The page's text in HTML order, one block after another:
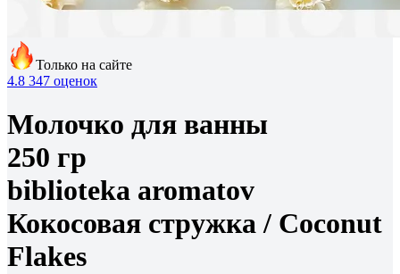
Только на сайте
4.8 347 оценок
Молочко для ванны
250 гр
biblioteka aromatov
Кокосовая стружка / Coconut
Flakes